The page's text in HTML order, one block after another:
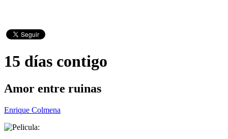
15 días contigo
Amor entre ruinas
Enrique Colmena